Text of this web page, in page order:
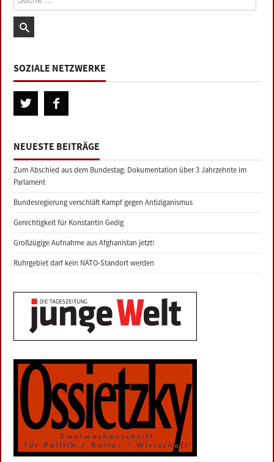
SOZIALE NETZWERKE
NEUESTE BEITRÄGE
Zum Abschied aus dem Bundestag: Dokumentation über 3 Jahrzehnte im
Parlament
Bundesregierung verschläft Kampf gegen Antiziganismus
Gerechtigkeit für Konstantin Gedig
Großzügige Aufnahme aus Afghanistan jetzt!
Ruhrgebiet darf kein NATO-Standort werden